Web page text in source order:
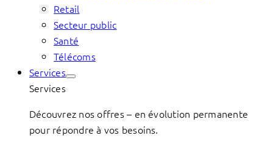
Retail
Secteur public
Santé
Télécoms
Services
Services
Découvrez nos offres – en évolution permanente
pour répondre à vos besoins.